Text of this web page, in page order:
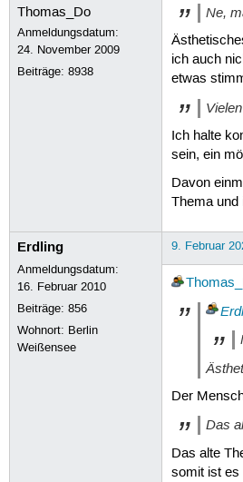
Anmeldungsdatum:
24. November 2009
Beiträge:8938
Ne,
ich auch
etwas
Ich halte
sein, ein
Davon
Thema und
Erdling
Anmeldungsdatum:
16. Februar 2010
Beiträge:856
Wohnort: Berlin
Weißensee
9. Februar
Der
Das
Das alte
somit ist es